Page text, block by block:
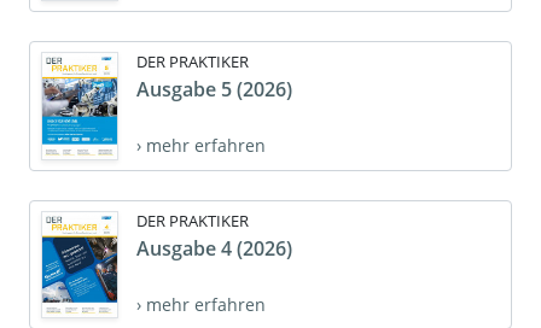
DER PRAKTIKER
Ausgabe 5 (2026)
› mehr erfahren
DER PRAKTIKER
Ausgabe 4 (2026)
› mehr erfahren